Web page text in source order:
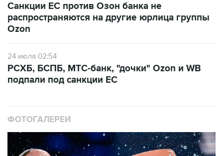
Санкции ЕС против Озон банка не
распространяются на другие юрлица группы
Ozon
24 июля 02:54
РСХБ, БСПБ, МТС-банк, "дочки" Ozon и WB
подпали под санкции ЕС
ФОТОГАЛЕРЕИ